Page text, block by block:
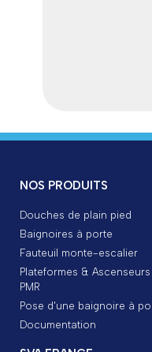
NOS PRODUITS
Douches de plain pied
Baignoires à porte
Fauteuil monte-escalier
Plateformes & Ascenseurs
PMR
Pose d'une baignoire à
Documentation